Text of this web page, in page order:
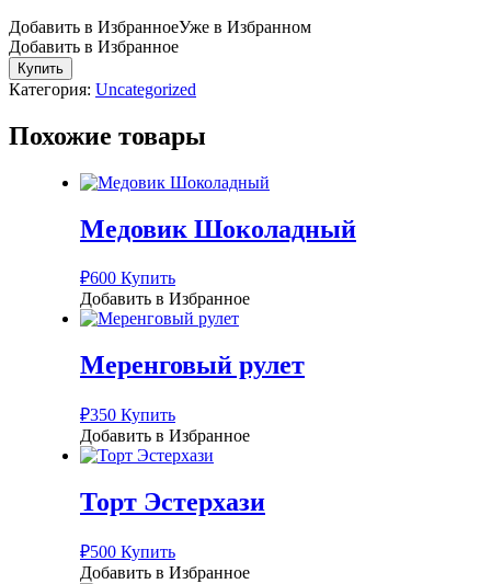
Добавить в ИзбранноеУже в Избранном
Добавить в Избранное
Количество
Видео
К
Чаю
Купить
Категория: Uncategorized
Похожие товары
Медовик Шоколадный
₽600 Купить
Добавить в Избранное
Меренговый рулет
₽350 Купить
Добавить в Избранное
Торт Эстерхази
₽500 Купить
Добавить в Избранное